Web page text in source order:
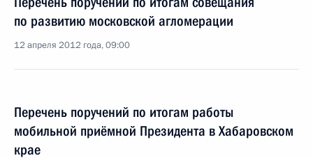
по развитию московской агломерации
12 апреля 2012 года, 09:00
Перечень поручений по итогам работы
мобильной приёмной Президента в Хабаровском
крае